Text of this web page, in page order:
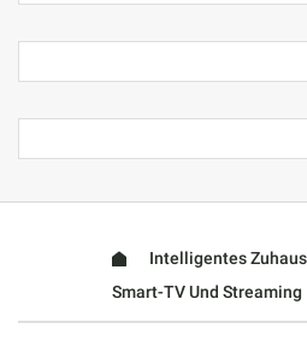
Intelligentes
Smart-TV Und Streaming